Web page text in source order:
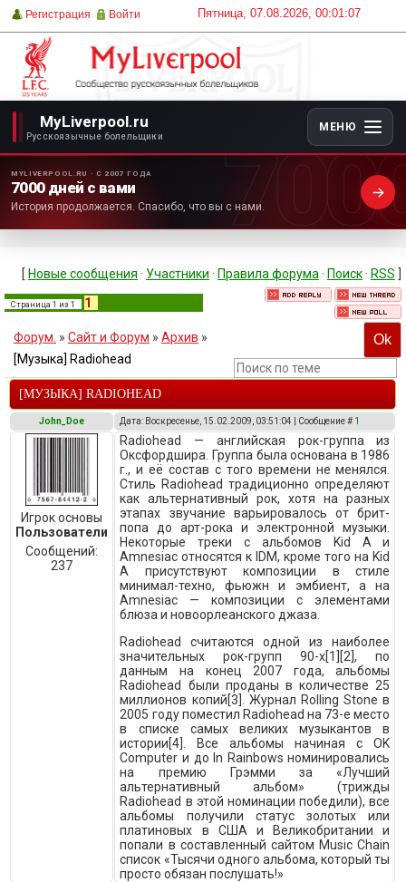
Пятница, 07.08.2026, 00:01:07
Регистрация Войти
MyLiverpool.ru
Русскоязычные болельщики
МЕНЮ
MYLIVERPOOL.RU · С 2007 ГОДА
7000 дней с вами
История продолжается. Спасибо, что вы с нами.
[ Новые сообщения · Участники · Правила форума · Поиск · RSS
Страница 1 из 1 1
Форум. » Сайт и Форум » Архив »
[Музыка] Radiohead
[МУЗЫКА] RADIOHEAD
John_Doe Дата: Воскресенье, 15.02.2009, 03:51:04 | Сообщение # 1
Игрок основы
Пользователи
Сообщений:
237
Radiohead — английская рок-группа из
Оксфордшира. Группа была основана в 1986
г., и её состав с того времени не менялся.
Стиль Radiohead традиционно определяют
как альтернативный рок, хотя на разных
этапах звучание варьировалось от брит-
попа до арт-рока и электронной музыки.
Некоторые треки с альбомов Kid A и
Amnesiac относятся к IDM, кроме того на Kid
A присутствуют композиции в стиле
минимал-техно, фьюжн и эмбиент, а на
Amnesiac — композиции с элементами
блюза и новоорлеанского джаза.
Radiohead считаются одной из наиболее
значительных рок-групп 90-х[1][2], по
данным на конец 2007 года, альбомы
Radiohead были проданы в количестве 25
миллионов копий[3]. Журнал Rolling Stone в
2005 году поместил Radiohead на 73-е место
в списке самых великих музыкантов в
истории[4]. Все альбомы начиная с OK
Computer и до In Rainbows номинировались
на премию Грэмми за «Лучший
альтернативный альбом» (трижды
Radiohead в этой номинации победили), все
альбомы получили статус золотых или
платиновых в США и Великобритании и
попали в составленный сайтом Music Chain
список «Тысячи одного альбома, который ты
просто обязан послушать!»